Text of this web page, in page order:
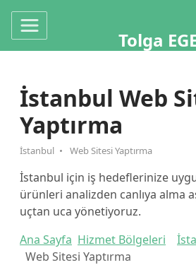
Tolga
İstanbul Web
Yaptırma
İstanbul Web Sitesi Yaptırma
İstanbul için iş hedeflerinize
ürünleri analizden canlıya alma
uçtan uca yönetiyoruz.
Ana Sayfa Hizmet Bölgeleri
Web Sitesi Yaptırma